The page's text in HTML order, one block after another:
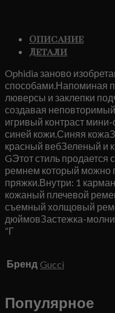
Описание
Детали
Ophidia заново
способами.Напоминая
люверсы и заклепки
создавая
игривый контраст мини-
синей кожи.Синяя
красный вебЗеленый и
GЭтот стиль
ремнем который можно
пряжки.Внутри: 1
кожаный плечевой
съемный холщовый
дюймовЗастежка-
“Г
Бренд Gucci
Популярное